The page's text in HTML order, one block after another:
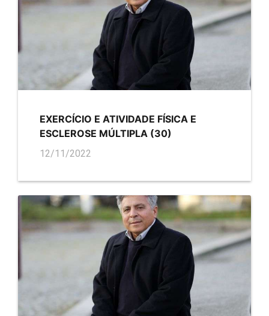
EXERCÍCIO E ATIVIDADE FÍSICA E
ESCLEROSE MÚLTIPLA (30)
12/11/2022